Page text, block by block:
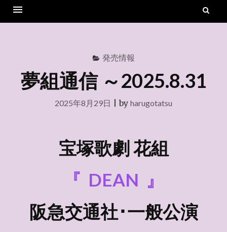
発売情報
夢組通信 ～2025.8.31
2025年8月29日 |by harugotatsu
宝塚歌劇 花組
『 DEAN 』
阪急交通社･一般公演